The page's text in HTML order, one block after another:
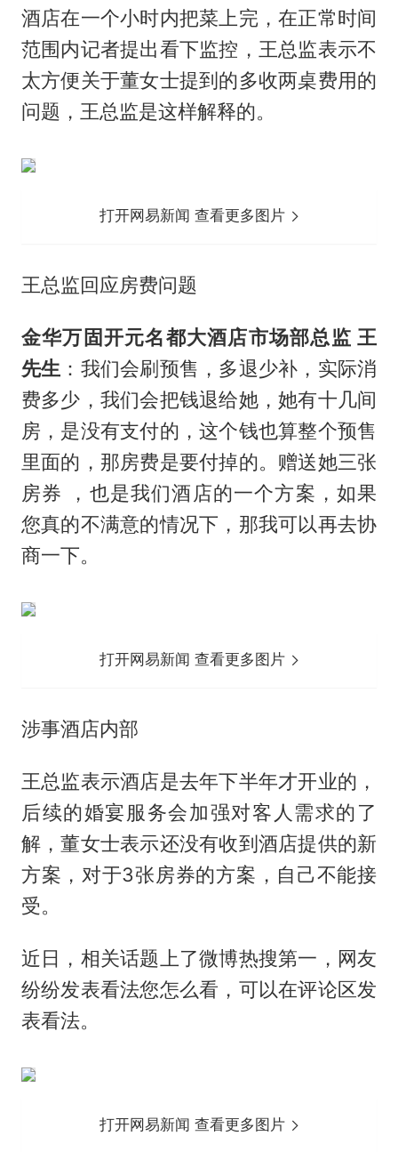
酒店在一个小时内把菜上完，在正常时间
范围内记者提出看下监控，王总监表示不
太方便关于董女士提到的多收两桌费用的
问题，王总监是这样解释的。
打开网易新闻 查看更多图片
王总监回应房费问题
金华万固开元名都大酒店市场部总监 王
先生 ：我们会刷预售，多退少补，实际消
费多少，我们会把钱退给她，她有十几间
房，是没有支付的，这个钱也算整个预售
里面的，那房费是要付掉的。赠送她三张
房券 ，也是我们酒店的一个方案，如果
您真的不满意的情况下，那我可以再去协
商一下。
打开网易新闻 查看更多图片
涉事酒店内部
王总监表示酒店是去年下半年才开业的，
后续的婚宴服务会加强对客人需求的了
解，董女士表示还没有收到酒店提供的新
方案，对于3张房券的方案，自己不能接
受。
近日，相关话题上了微博热搜第一，网友
纷纷发表看法您怎么看，可以在评论区发
表看法。
打开网易新闻 查看更多图片